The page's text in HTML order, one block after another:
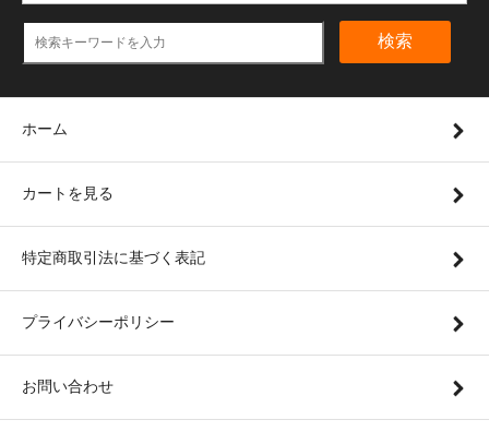
検索
ホーム
カートを見る
特定商取引法に基づく表記
プライバシーポリシー
お問い合わせ